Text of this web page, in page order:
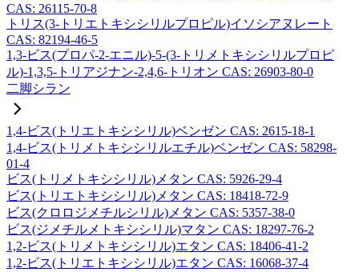
CAS: 26115-70-8
トリス(3-トリエトキシシリルプロピル)イソシアヌレート
CAS: 82194-46-5
1,3-ビス(プロパ-2-エニル)-5-(3-トリメトキシシリルプロピ
ル)-1,3,5-トリアジナン-2,4,6-トリオン CAS: 26903-80-0
二脚シラン
1,4-ビス(トリエトキシシリル)ベンゼン CAS: 2615-18-1
1,4-ビス(トリメトキシシリルエチル)ベンゼン CAS: 58298-
01-4
ビス(トリメトキシシリル)メタン CAS: 5926-29-4
ビス(トリエトキシシリル)メタン CAS: 18418-72-9
ビス(クロロジメチルシリル)メタン CAS: 5357-38-0
ビス(ジメチルメトキシシリル)マタン CAS: 18297-76-2
1,2-ビス(トリメトキシシリル)エタン CAS: 18406-41-2
1,2-ビス(トリエトキシシリル)エタン CAS: 16068-37-4